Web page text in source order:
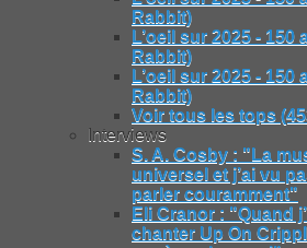
Rabbit)
L’oeil sur 2025 - 150
Rabbit)
L’oeil sur 2025 - 150
Rabbit)
Voir tous les tops
Interviews
S. A. Cosby : "La
universel et j’ai vu
parler couramment"
Eli Cranor : "Quand
chanter Up On